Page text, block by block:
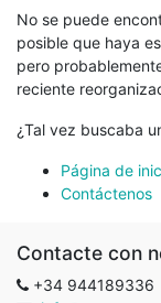
No se puede
posible que haya
pero
reciente
¿Tal vez buscaba
Página de
Contáctenos
Contacte con
+34 944189336